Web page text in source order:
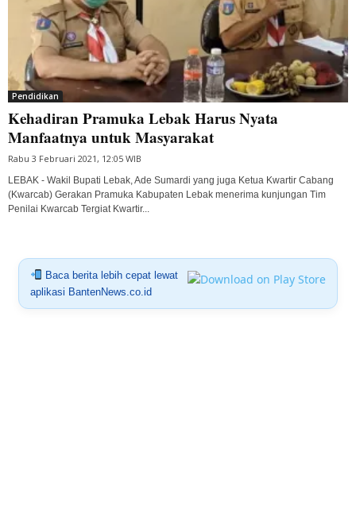
Pendidikan
Kehadiran Pramuka Lebak Harus Nyata
Manfaatnya untuk Masyarakat
Rabu 3 Februari 2021, 12:05 WIB
LEBAK - Wakil Bupati Lebak, Ade Sumardi yang juga Ketua Kwartir Cabang
(Kwarcab) Gerakan Pramuka Kabupaten Lebak menerima kunjungan Tim
Penilai Kwarcab Tergiat Kwartir...
Baca berita lebih cepat lewat
aplikasi BantenNews.co.id